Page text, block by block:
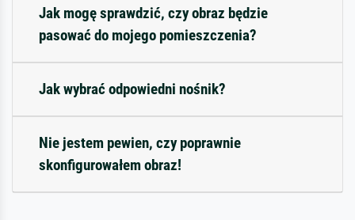
Jak mogę sprawdzić, czy obraz będzie
pasować do mojego pomieszczenia?
Jak wybrać odpowiedni nośnik?
Nie jestem pewien, czy poprawnie
skonfigurowałem obraz!